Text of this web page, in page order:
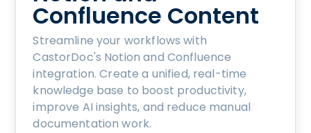
Confluence Content
Streamline your workflows with
CastorDoc's Notion and Confluence
integration. Create a unified, real-time
knowledge base to boost productivity,
improve AI insights, and reduce manual
documentation work.